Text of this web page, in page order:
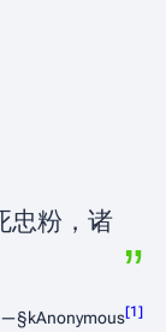
忠粉，诸 „
[1]